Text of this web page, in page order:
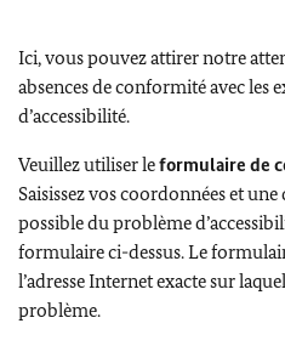
Ici, vous pouvez attirer notre
absences de conformité avec les
d’accessibilité.
Veuillez utiliser leformulaire de
Saisissez vos coordonnées et
possible du problème
formulaire ci-dessus. Le
l’adresse Internet exacte sur
problème.